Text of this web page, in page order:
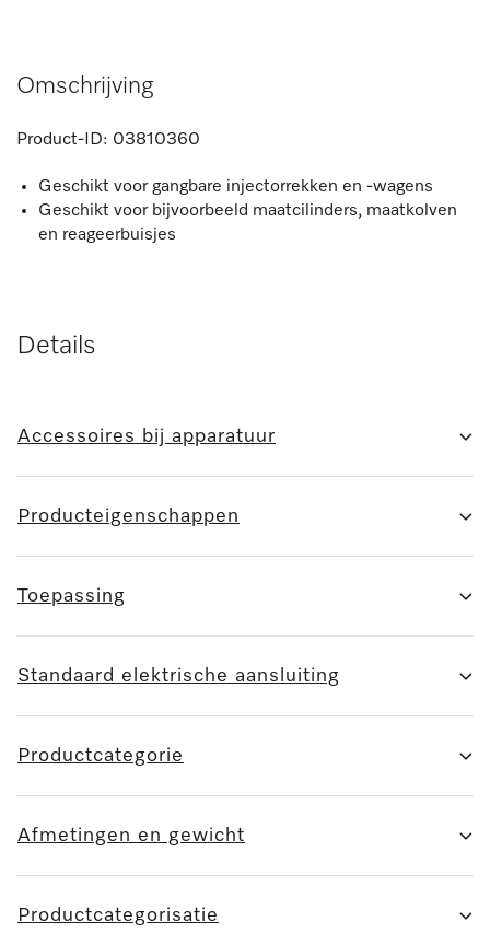
Omschrijving
Product-ID: 03810360
Geschikt voor gangbare injectorrekken en -wagens
Geschikt voor bijvoorbeeld maatcilinders, maatkolven
en reageerbuisjes
Details
Accessoires bij apparatuur
Producteigenschappen
Toepassing
Standaard elektrische aansluiting
Productcategorie
Afmetingen en gewicht
Productcategorisatie